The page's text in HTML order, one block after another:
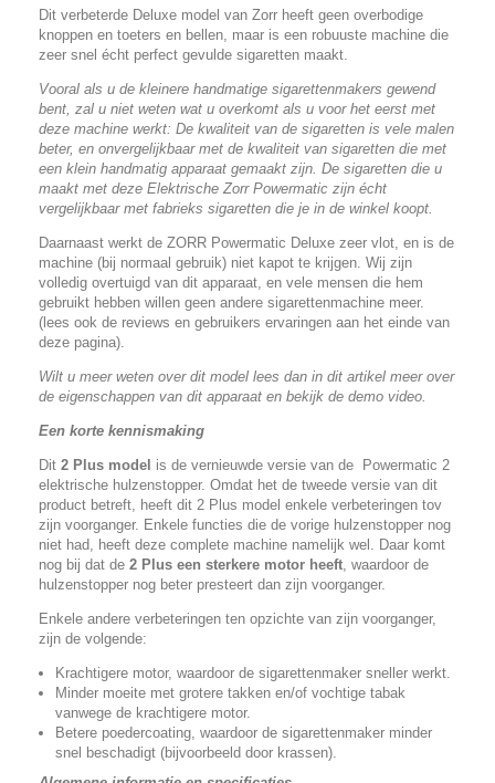
Dit verbeterde Deluxe model van Zorr heeft geen overbodige
knoppen en toeters en bellen, maar is een robuuste machine die
zeer snel écht perfect gevulde sigaretten maakt.
Vooral als u de kleinere handmatige sigarettenmakers gewend
bent, zal u niet weten wat u overkomt als u voor het eerst met
deze machine werkt: De kwaliteit van de sigaretten is vele malen
beter, en onvergelijkbaar met de kwaliteit van sigaretten die met
een klein handmatig apparaat gemaakt zijn. De sigaretten die u
maakt met deze Elektrische Zorr Powermatic zijn écht
vergelijkbaar met fabrieks sigaretten die je in de winkel koopt.
Daarnaast werkt de ZORR Powermatic Deluxe zeer vlot, en is de
machine (bij normaal gebruik) niet kapot te krijgen. Wij zijn
volledig overtuigd van dit apparaat, en vele mensen die hem
gebruikt hebben willen geen andere sigarettenmachine meer.
(lees ook de reviews en gebruikers ervaringen aan het einde van
deze pagina).
Wilt u meer weten over dit model lees dan in dit artikel meer over
de eigenschappen van dit apparaat en bekijk de demo video.
Een korte kennismaking
Dit 2 Plus model is de vernieuwde versie van de Powermatic 2
elektrische hulzenstopper. Omdat het de tweede versie van dit
product betreft, heeft dit 2 Plus model enkele verbeteringen tov
zijn voorganger. Enkele functies die de vorige hulzenstopper nog
niet had, heeft deze complete machine namelijk wel. Daar komt
nog bij dat de 2 Plus een sterkere motor heeft , waardoor de
hulzenstopper nog beter presteert dan zijn voorganger.
Enkele andere verbeteringen ten opzichte van zijn voorganger,
zijn de volgende:
Krachtigere motor, waardoor de sigarettenmaker sneller werkt.
Minder moeite met grotere takken en/of vochtige tabak
vanwege de krachtigere motor.
Betere poedercoating, waardoor de sigarettenmaker minder
snel beschadigt (bijvoorbeeld door krassen).